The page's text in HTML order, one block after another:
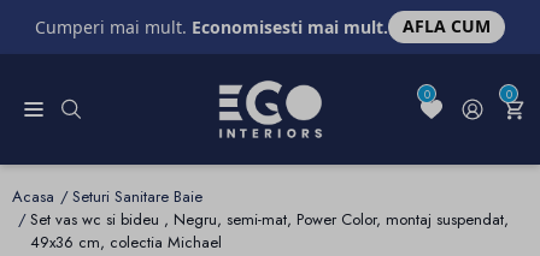
Cumperi mai mult. Economisesti mai mult. AFLA CUM
0 0
Acasa
Seturi Sanitare Baie
Set vas wc si bideu , Negru, semi-mat, Power Color, montaj suspendat,
49x36 cm, colectia Michael